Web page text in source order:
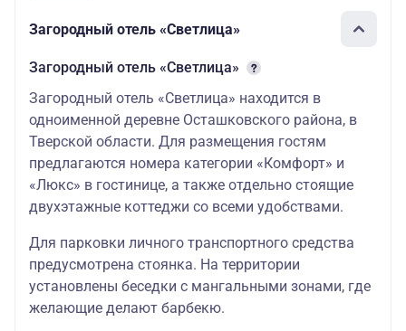
Загородный отель «Светлица»
Загородный отель «Светлица»
Загородный отель «Светлица» находится в
одноименной деревне Осташковского района, в
Тверской области. Для размещения гостям
предлагаются номера категории «Комфорт» и
«Люкс» в гостинице, а также отдельно стоящие
двухэтажные коттеджи со всеми удобствами.
Для парковки личного транспортного средства
предусмотрена стоянка. На территории
установлены беседки с мангальными зонами, где
желающие делают барбекю.